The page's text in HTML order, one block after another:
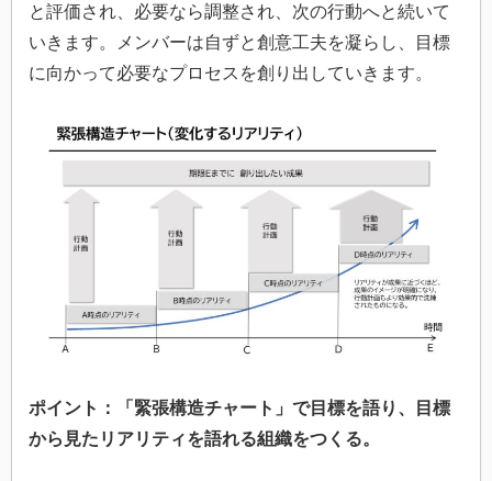
と評価され、必要なら調整され、次の行動へと続いて
いきます。メンバーは自ずと創意工夫を凝らし、目標
に向かって必要なプロセスを創り出していきます。
ポイント：「緊張構造チャート」で目標を語り、目標
から見たリアリティを語れる組織をつくる。